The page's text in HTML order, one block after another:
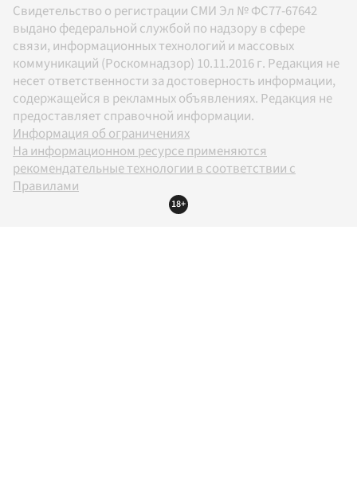
Свидетельство о регистрации СМИ Эл № ФС77-67642
выдано федеральной службой по надзору в сфере
связи, информационных технологий и массовых
коммуникаций (Роскомнадзор) 10.11.2016 г. Редакция не
несет ответственности за достоверность информации,
содержащейся в рекламных объявлениях. Редакция не
предоставляет справочной информации.
Информация об ограничениях
На информационном ресурсе применяются
рекомендательные технологии в соответствии с
Правилами
18+